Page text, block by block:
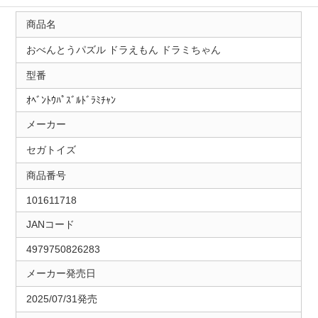
商品名
おべんとうパズル ドラえもん ドラミちゃん
型番
ｵﾍﾞﾝﾄｳﾊﾟｽﾞﾙﾄﾞﾗﾐﾁｬﾝ
メーカー
セガトイズ
商品番号
101611718
JANコード
4979750826283
メーカー発売日
2025/07/31発売